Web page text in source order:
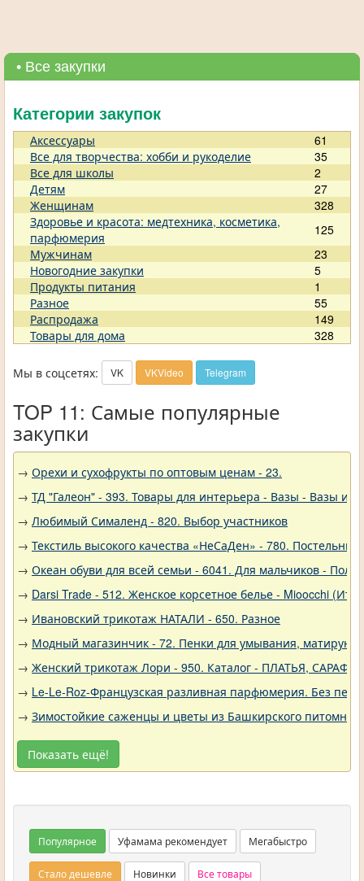
• Все закупки
Категории закупок
Аксессуары
61
Все для творчества: хобби и рукоделие
35
Все для школы
2
Детям
27
Женщинам
328
Здоровье и красота: медтехника, косметика,
парфюмерия
125
Мужчинам
23
Новогодние закупки
5
Продукты питания
1
Разное
55
Распродажа
149
Товары для дома
328
Мы в соцсетях: VK VKVideo Telegram
TOP 11: Самые популярные
закупки
→ Орехи и сухофрукты по оптовым ценам - 23.
→ ТД "Галеон" - 393. Товары для интерьера - Вазы - Вазы из
→ Любимый Сималенд - 820. Выбор участников
→ Текстиль высокого качества «НеСаДен» - 780.
→ Океан обуви для всей семьи - 6041. Для мальчиков -
→ Darsi Trade - 512. Женское корсетное белье - Mioocchi
→ Ивановский трикотаж НАТАЛИ - 650. Разное
→ Модный магазинчик - 72. Пенки для умывания,
→ Женский трикотаж Лори - 950. Каталог - ПЛАТЬЯ,
→ Le-Le-Roz-Французская разливная парфюмерия. Без
→ Зимостойкие саженцы и цветы из Башкирского
Показать ещё!
Популярное Уфамама рекомендует Мегабыстро
Стало дешевле Новинки Все товары